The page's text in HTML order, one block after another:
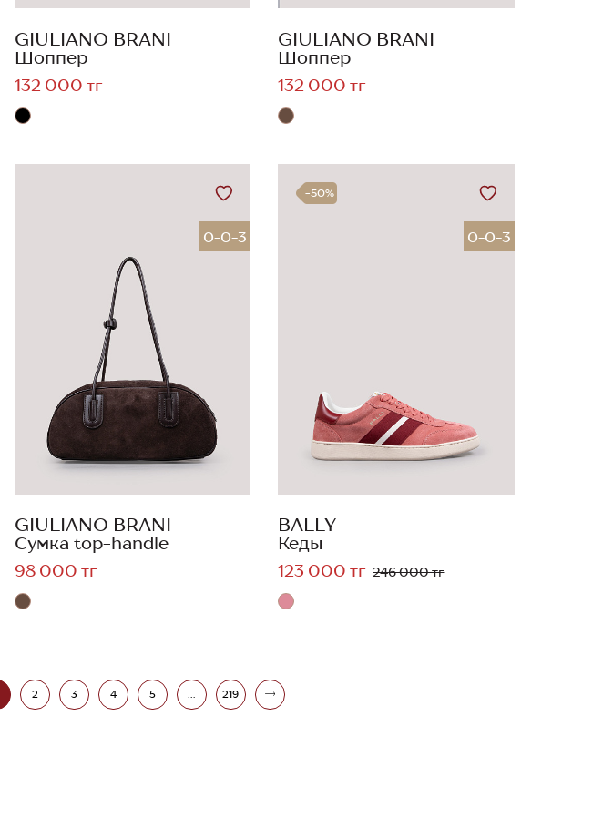
GIULIANO BRANI
Шоппер
132 000 тг
GIULIANO BRANI
Шоппер
132 000 тг
0-0-3
GIULIANO BRANI
Сумка top-handle
98 000 тг
-50%
0-0-3
BALLY
Кеды
123 000 тг 246 000 тг
2 3 4 5 219